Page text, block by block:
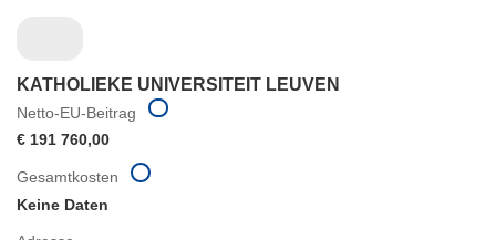
KATHOLIEKE UNIVERSITEIT LEUVEN
Netto-EU-Beitrag
€ 191 760,00
Gesamtkosten
Keine Daten